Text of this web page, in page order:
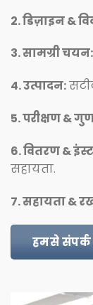
2. डिज़ाइन &
3. सामग्री चयन:
4. उत्पादन:
5. परीक्षण &
6. वितरण &
सहायता.
7. सहायता &
हमसे